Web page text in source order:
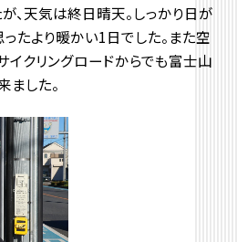
、天気は終日晴天。しっかり日が
たより暖かい1日でした。また空
イクリングロードからでも富士山
ました。